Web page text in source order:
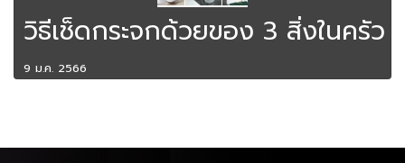
วิธีเช็ดกระจกด้วยของ 3 สิ่งในครัว
9 ม.ค. 2566